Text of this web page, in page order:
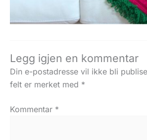
Legg igjen en kommentar
Din e-postadresse vil ikke bli
felt er merket med *
Kommentar *